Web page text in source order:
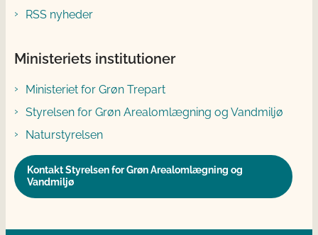
RSS nyheder
Ministeriets institutioner
Ministeriet for Grøn Trepart
Styrelsen for Grøn Arealomlægning og Vandmiljø
Naturstyrelsen
Kontakt Styrelsen for Grøn Arealomlægning og
Vandmiljø